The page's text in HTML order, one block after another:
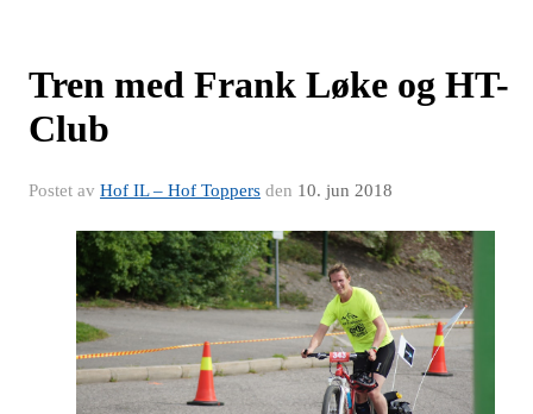
Tren med Frank Løke og HT-
Club
Postet av Hof IL – Hof Toppers den 10. jun 2018